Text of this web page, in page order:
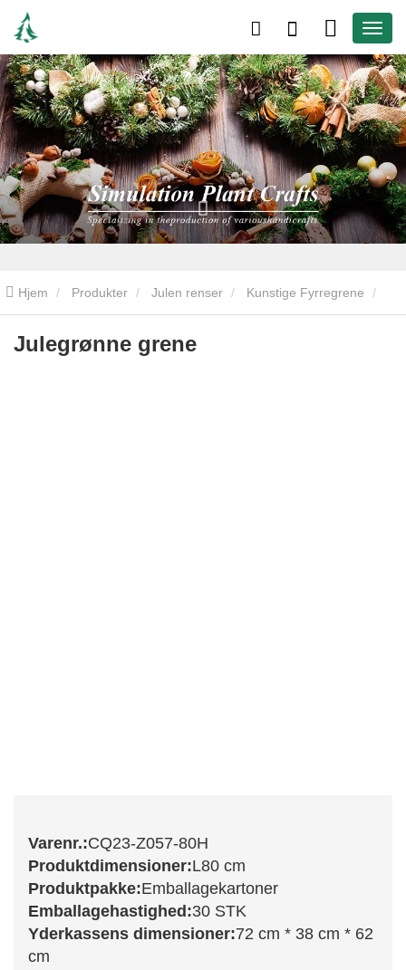
Hjem Produkter Julen renser Kunstige Fyrregrene
Julegrønne grene
Julegrønne grene
Varenr.:CQ23-Z057-80H
Produktdimensioner:L80 cm
Produktpakke:Emballagekartoner
Emballagehastighed:30 STK
Yderkassens dimensioner:72 cm * 38 cm * 62
cm